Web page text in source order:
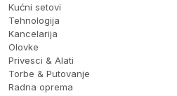
Kućni setovi
Tehnologija
Kancelarija
Olovke
Privesci & Alati
Torbe & Putovanje
Radna oprema